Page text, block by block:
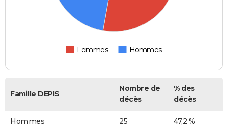
Femmes Hommes
Famille DEPIS
Nombre de
décès
% des
décès
Hommes 25 47,2 %